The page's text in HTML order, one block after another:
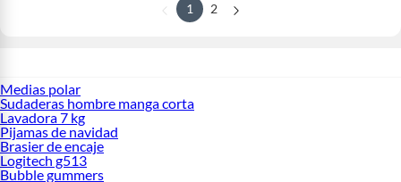
1 2
Medias polar
Sudaderas hombre manga corta
Lavadora 7 kg
Pijamas de navidad
Brasier de encaje
Logitech g513
Bubble gummers